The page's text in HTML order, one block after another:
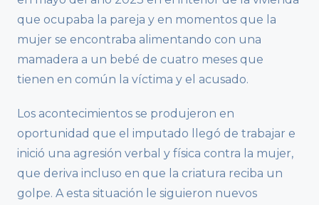
que ocupaba la pareja y en momentos que la
mujer se encontraba alimentando con una
mamadera a un bebé de cuatro meses que
tienen en común la víctima y el acusado.
Los acontecimientos se produjeron en
oportunidad que el imputado llegó de trabajar e
inició una agresión verbal y física contra la mujer,
que deriva incluso en que la criatura reciba un
golpe. A esta situación le siguieron nuevos